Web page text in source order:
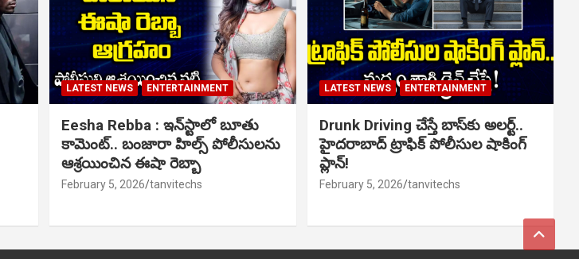
LATEST NEWS ENTERTAINMENT
Eesha Rebba : ఇన్‌స్టాలో బూతు
కామెంట్.. బంజారా హిల్స్ పోలీసులను
ఆశ్రయించిన ఈషా రెబ్బా
February 5, 2026 tanvitechs
LATEST NEWS ENTERTAINMENT
Drunk Driving చేస్తే బాస్‌కు అలర్ట్..
హైదరాబాద్ ట్రాఫిక్ పోలీసుల షాకింగ్
ప్లాన్!
February 5, 2026 tanvitechs